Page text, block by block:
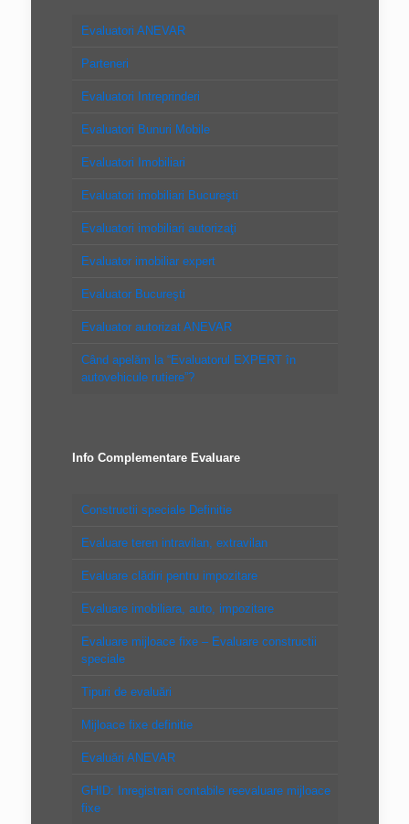
Evaluatori ANEVAR
Parteneri
Evaluatori Intreprinderi
Evaluatori Bunuri Mobile
Evaluatori Imobiliari
Evaluatori imobiliari Bucureşti
Evaluatori imobiliari autorizaţi
Evaluator imobiliar expert
Evaluator Bucureşti
Evaluator autorizat ANEVAR
Când apelăm la “Evaluatorul EXPERT în
autovehicule rutiere”?
Info Complementare Evaluare
Constructii speciale Definitie
Evaluare teren intravilan, extravilan
Evaluare clădiri pentru impozitare
Evaluare imobiliara, auto, impozitare
Evaluare mijloace fixe – Evaluare constructii
speciale
Tipuri de evaluări
Mijloace fixe definitie
Evaluări ANEVAR
GHID: Inregistrari contabile reevaluare mijloace
fixe